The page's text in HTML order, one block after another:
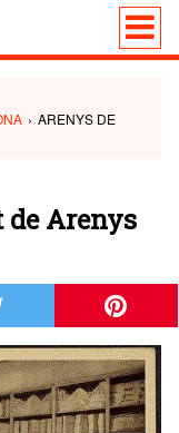
› ARENYS DE
de Arenys